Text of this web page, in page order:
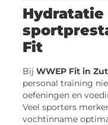
Hydratatie
Fit
BijWWEP Fit in
personal training
oefeningen en
Veel sporters
vochtinname